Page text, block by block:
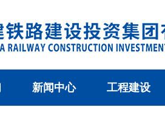
新闻中心 工程建设